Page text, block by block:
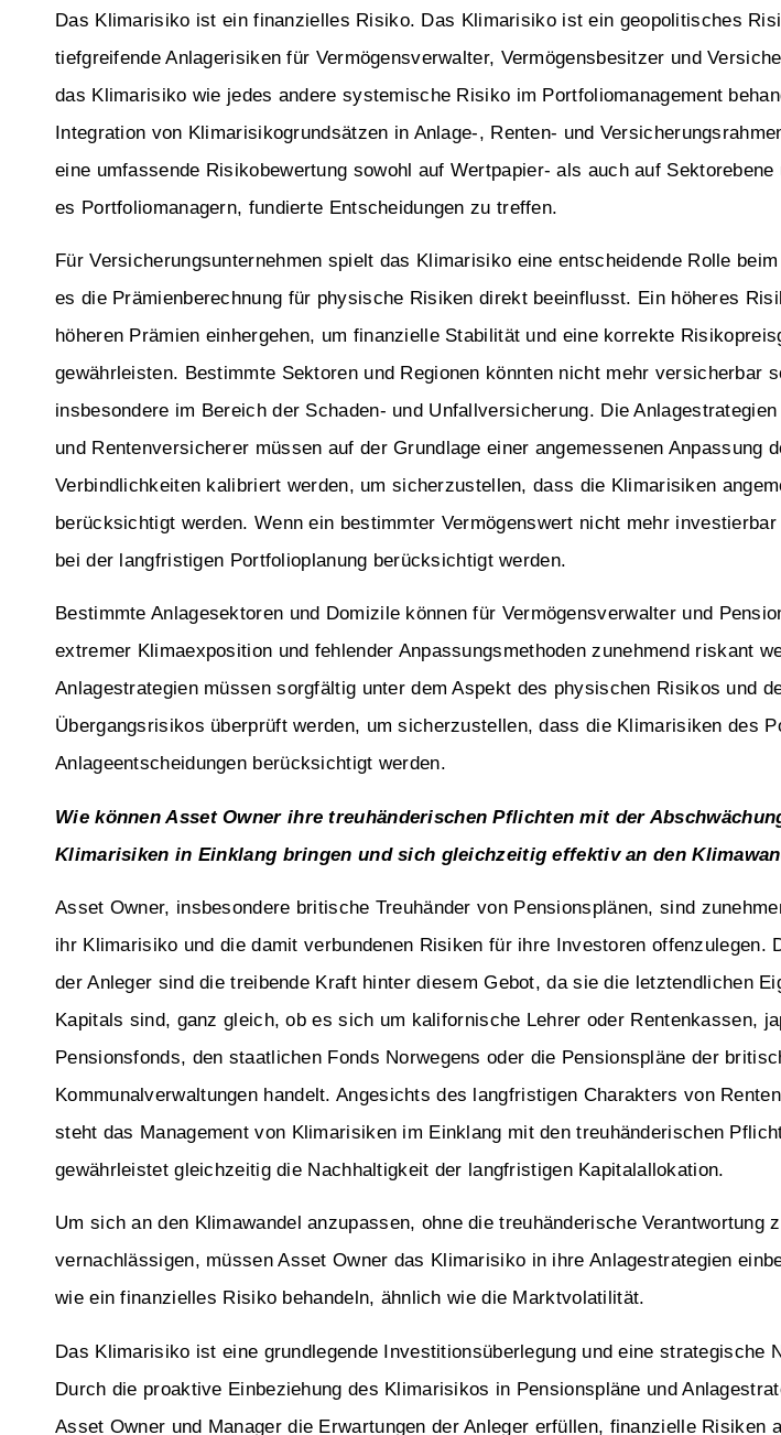
Das Klimarisiko ist ein finanzielles Risiko. Das Klimarisiko ist ein geopolitisches
tiefgreifende Anlagerisiken für Vermögensverwalter, Vermögensbesitzer und
das Klimarisiko wie jedes andere systemische Risiko im Portfoliomanagement
Integration von Klimarisikogrundsätzen in Anlage-, Renten- und
eine umfassende Risikobewertung sowohl auf Wertpapier- als auch auf Sektorebene
es Portfoliomanagern, fundierte Entscheidungen zu treffen.
Für Versicherungsunternehmen spielt das Klimarisiko eine entscheidende Rolle
es die Prämienberechnung für physische Risiken direkt beeinflusst. Ein höheres
höheren Prämien einhergehen, um finanzielle Stabilität und eine korrekte
gewährleisten. Bestimmte Sektoren und Regionen könnten nicht mehr versicherbar
insbesondere im Bereich der Schaden- und Unfallversicherung. Die
und Rentenversicherer müssen auf der Grundlage einer angemessenen Anpassung
Verbindlichkeiten kalibriert werden, um sicherzustellen, dass die Klimarisiken
berücksichtigt werden. Wenn ein bestimmter Vermögenswert nicht mehr
bei der langfristigen Portfolioplanung berücksichtigt werden.
Bestimmte Anlagesektoren und Domizile können für Vermögensverwalter und
extremer Klimaexposition und fehlender Anpassungsmethoden zunehmend riskant
Anlagestrategien müssen sorgfältig unter dem Aspekt des physischen Risikos und
Übergangsrisikos überprüft werden, um sicherzustellen, dass die Klimarisiken des
Anlageentscheidungen berücksichtigt werden.
Wie können Asset Owner ihre treuhänderischen Pflichten mit der
Klimarisiken in Einklang bringen und sich gleichzeitig effektiv an den
Asset Owner, insbesondere britische Treuhänder von Pensionsplänen, sind
ihr Klimarisiko und die damit verbundenen Risiken für ihre Investoren offenzulegen.
der Anleger sind die treibende Kraft hinter diesem Gebot, da sie die letztendlichen
Kapitals sind, ganz gleich, ob es sich um kalifornische Lehrer oder Rentenkassen,
Pensionsfonds, den staatlichen Fonds Norwegens oder die Pensionspläne der
Kommunalverwaltungen handelt. Angesichts des langfristigen Charakters von
steht das Management von Klimarisiken im Einklang mit den treuhänderischen
gewährleistet gleichzeitig die Nachhaltigkeit der langfristigen Kapitalallokation.
Um sich an den Klimawandel anzupassen, ohne die treuhänderische Verantwortung
vernachlässigen, müssen Asset Owner das Klimarisiko in ihre Anlagestrategien
wie ein finanzielles Risiko behandeln, ähnlich wie die Marktvolatilität.
Das Klimarisiko ist eine grundlegende Investitionsüberlegung und eine strategische
Durch die proaktive Einbeziehung des Klimarisikos in Pensionspläne und
Asset Owner und Manager die Erwartungen der Anleger erfüllen, finanzielle Risiken